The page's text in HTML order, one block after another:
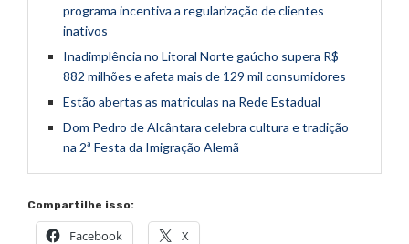
programa incentiva a regularização de clientes
inativos
Inadimplência no Litoral Norte gaúcho supera R$
882 milhões e afeta mais de 129 mil consumidores
Estão abertas as matriculas na Rede Estadual
Dom Pedro de Alcântara celebra cultura e tradição
na 2ª Festa da Imigração Alemã
Compartilhe isso:
Facebook X